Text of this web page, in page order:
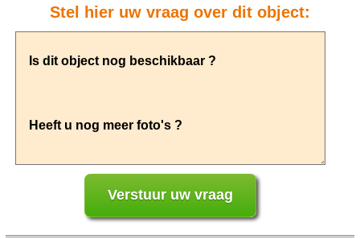
Stel hier uw vraag over dit object: